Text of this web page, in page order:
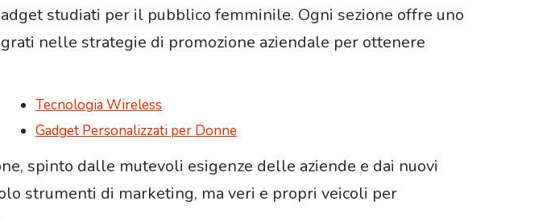
studiati per il pubblico femminile. Ogni sezione offre uno
nelle strategie di promozione aziendale per ottenere
Tecnologia Wireless
Gadget Personalizzati per Donne
spinto dalle mutevoli esigenze delle aziende e dai nuovi
strumenti di marketing, ma veri e propri veicoli per